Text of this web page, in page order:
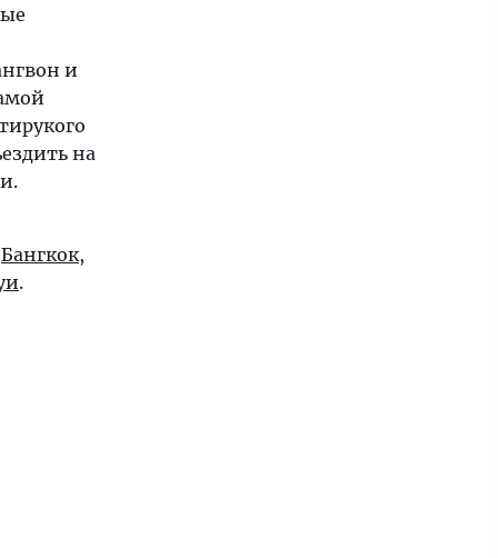
и
на
Бангкок,
.